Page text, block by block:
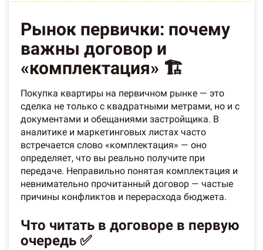
Рынок первички: почему
важны договор и
«комплектация» 🏗️
Покупка квартиры на первичном рынке — это
сделка не только с квадратными метрами, но и с
документами и обещаниями застройщика. В
аналитике и маркетинговых листах часто
встречается слово «комплектация» — оно
определяет, что вы реально получите при
передаче. Неправильно понятая комплектация и
невнимательно прочитанный договор — частые
причины конфликтов и перерасхода бюджета.
Что читать в договоре в первую
очередь ✅